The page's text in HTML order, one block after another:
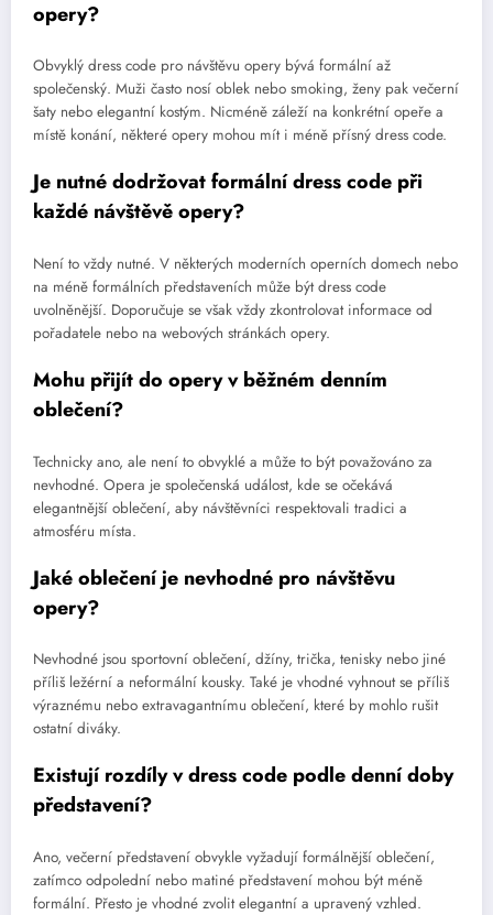
opery?
Obvyklý dress code pro návštěvu opery bývá formální až
společenský. Muži často nosí oblek nebo smoking, ženy pak večerní
šaty nebo elegantní kostým. Nicméně záleží na konkrétní opeře a
místě konání, některé opery mohou mít i méně přísný dress code.
Je nutné dodržovat formální dress code při
každé návštěvě opery?
Není to vždy nutné. V některých moderních operních domech nebo
na méně formálních představeních může být dress code
uvolněnější. Doporučuje se však vždy zkontrolovat informace od
pořadatele nebo na webových stránkách opery.
Mohu přijít do opery v běžném denním
oblečení?
Technicky ano, ale není to obvyklé a může to být považováno za
nevhodné. Opera je společenská událost, kde se očekává
elegantnější oblečení, aby návštěvníci respektovali tradici a
atmosféru místa.
Jaké oblečení je nevhodné pro návštěvu
opery?
Nevhodné jsou sportovní oblečení, džíny, trička, tenisky nebo jiné
příliš ležérní a neformální kousky. Také je vhodné vyhnout se příliš
výraznému nebo extravagantnímu oblečení, které by mohlo rušit
ostatní diváky.
Existují rozdíly v dress code podle denní doby
představení?
Ano, večerní představení obvykle vyžadují formálnější oblečení,
zatímco odpolední nebo matiné představení mohou být méně
formální. Přesto je vhodné zvolit elegantní a upravený vzhled.